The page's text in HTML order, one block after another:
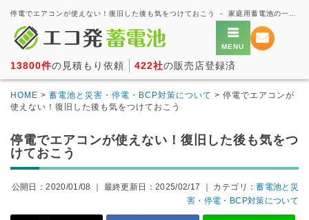
13800件の見積もり依頼 422社の販売店登録済
HOME > 蓄電池と災害・停電・BCP対策について > 停電でエアコンが
使えない！復旧した後も気をつけておこう
停電でエアコンが使えない！復旧した後も気をつ
けておこう
公開日：2020/01/08 ｜ 最終更新日：2025/02/17 ｜ カテゴリ：蓄電池と災
害・停電・BCP対策について